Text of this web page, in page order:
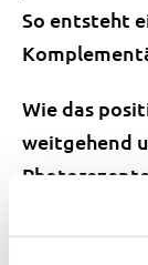
So entsteht
Wie das
weitgehend
und darum
Zeit weiter